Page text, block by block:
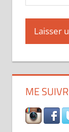
ME